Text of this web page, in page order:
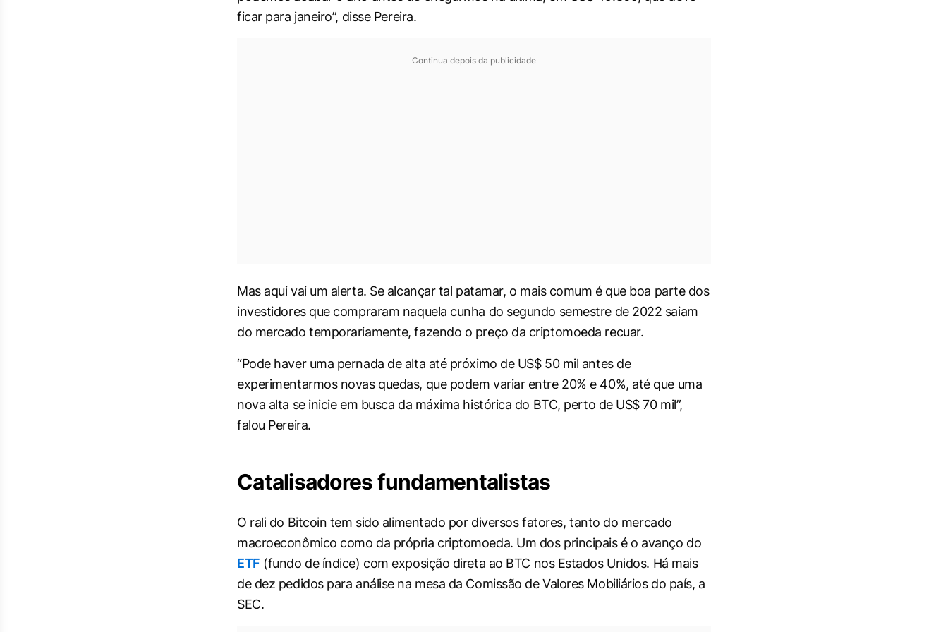
ficar para janeiro”, disse Pereira.
Continua depois da publicidade
Mas aqui vai um alerta. Se alcançar tal patamar, o mais comum é que boa parte dos
investidores que compraram naquela cunha do segundo semestre de 2022 saiam
do mercado temporariamente, fazendo o preço da criptomoeda recuar.
“Pode haver uma pernada de alta até próximo de US$ 50 mil antes de
experimentarmos novas quedas, que podem variar entre 20% e 40%, até que uma
nova alta se inicie em busca da máxima histórica do BTC, perto de US$ 70 mil”,
falou Pereira.
Catalisadores fundamentalistas
O rali do Bitcoin tem sido alimentado por diversos fatores, tanto do mercado
macroeconômico como da própria criptomoeda. Um dos principais é o avanço do
ETF (fundo de índice) com exposição direta ao BTC nos Estados Unidos. Há mais
de dez pedidos para análise na mesa da Comissão de Valores Mobiliários do país, a
SEC.